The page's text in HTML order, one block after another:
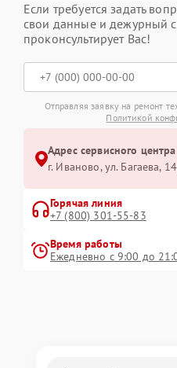
Если требуется задать
свои данные и дежурный
проконсультирует Вас!
Отправляя заявку на ремонт
Политикой
Адрес сервисного
г. Иваново, ул. Багаева,
Горячая линия
+7 (800) 301-55-83
Время работы
Ежедневно с 9:00 до